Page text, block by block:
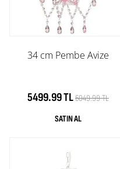
34 cm Pembe Avize
5499.99 TL6049.99 TL